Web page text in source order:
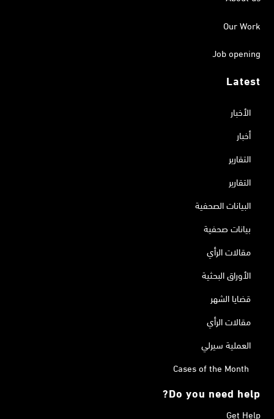
Our Work
Job opening
Latest
الأخبار
أخبار
التقارير
التقارير
البيانات الصحفية
بيانات صحفية
مقالات الرأي
الأوراق البحثية
قضايا الشهر
مقالات الرأي
العملية سيرلي
Cases of the Month
Do you need help?
Get Help